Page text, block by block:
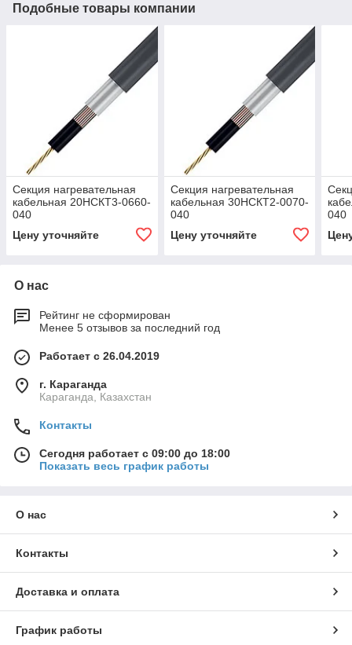
Подобные товары компании
Секция нагревательная
кабельная 20НСКТ3-0660-
040
Цену уточняйте
Секция нагревательная
кабельная 30НСКТ2-0070-
040
Цену уточняйте
040
О нас
Рейтинг не сформирован
Менее 5 отзывов за последний год
Работает с 26.04.2019
г. Караганда
Караганда, Казахстан
Контакты
Сегодня работает с 09:00 до 18:00
Показать весь график работы
О нас
Контакты
Доставка и оплата
График работы